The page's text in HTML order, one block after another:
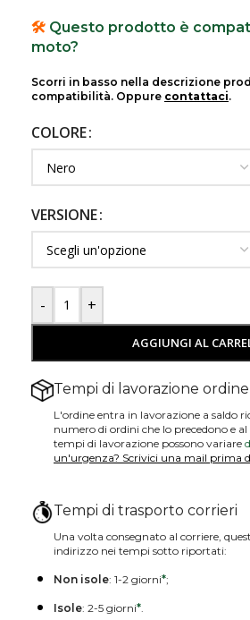
🛠️ Questo prodotto è
moto?
Scorri in basso nella descrizione
compatibilità. Oppure contattaci.
COLORE
VERSIONE
- +
AGGIUNGI AL
Tempi di lavorazione ordine
L'ordine entra in lavorazione a saldo
numero di ordini che lo precedono e
tempi di lavorazione possono variare
un'urgenza? Scrivici una mail prima
Tempi di trasporto corrieri
Una volta consegnato al corriere,
indirizzo nei tempi sotto riportati:
Non isole: 1-2 giorni*;
Isole: 2-5 giorni*.